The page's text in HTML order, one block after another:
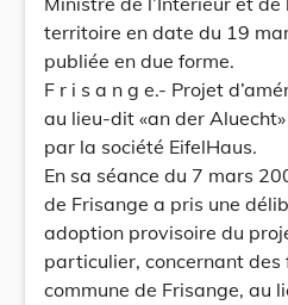
territoire en date du 19
publiée en due forme.
F r i s a n g e.- Projet
au lieu-dit «an der
par la société EifelHaus.
En sa séance du 7 mars
de Frisange a pris une
adoption provisoire du
particulier, concernant des
commune de Frisange, au